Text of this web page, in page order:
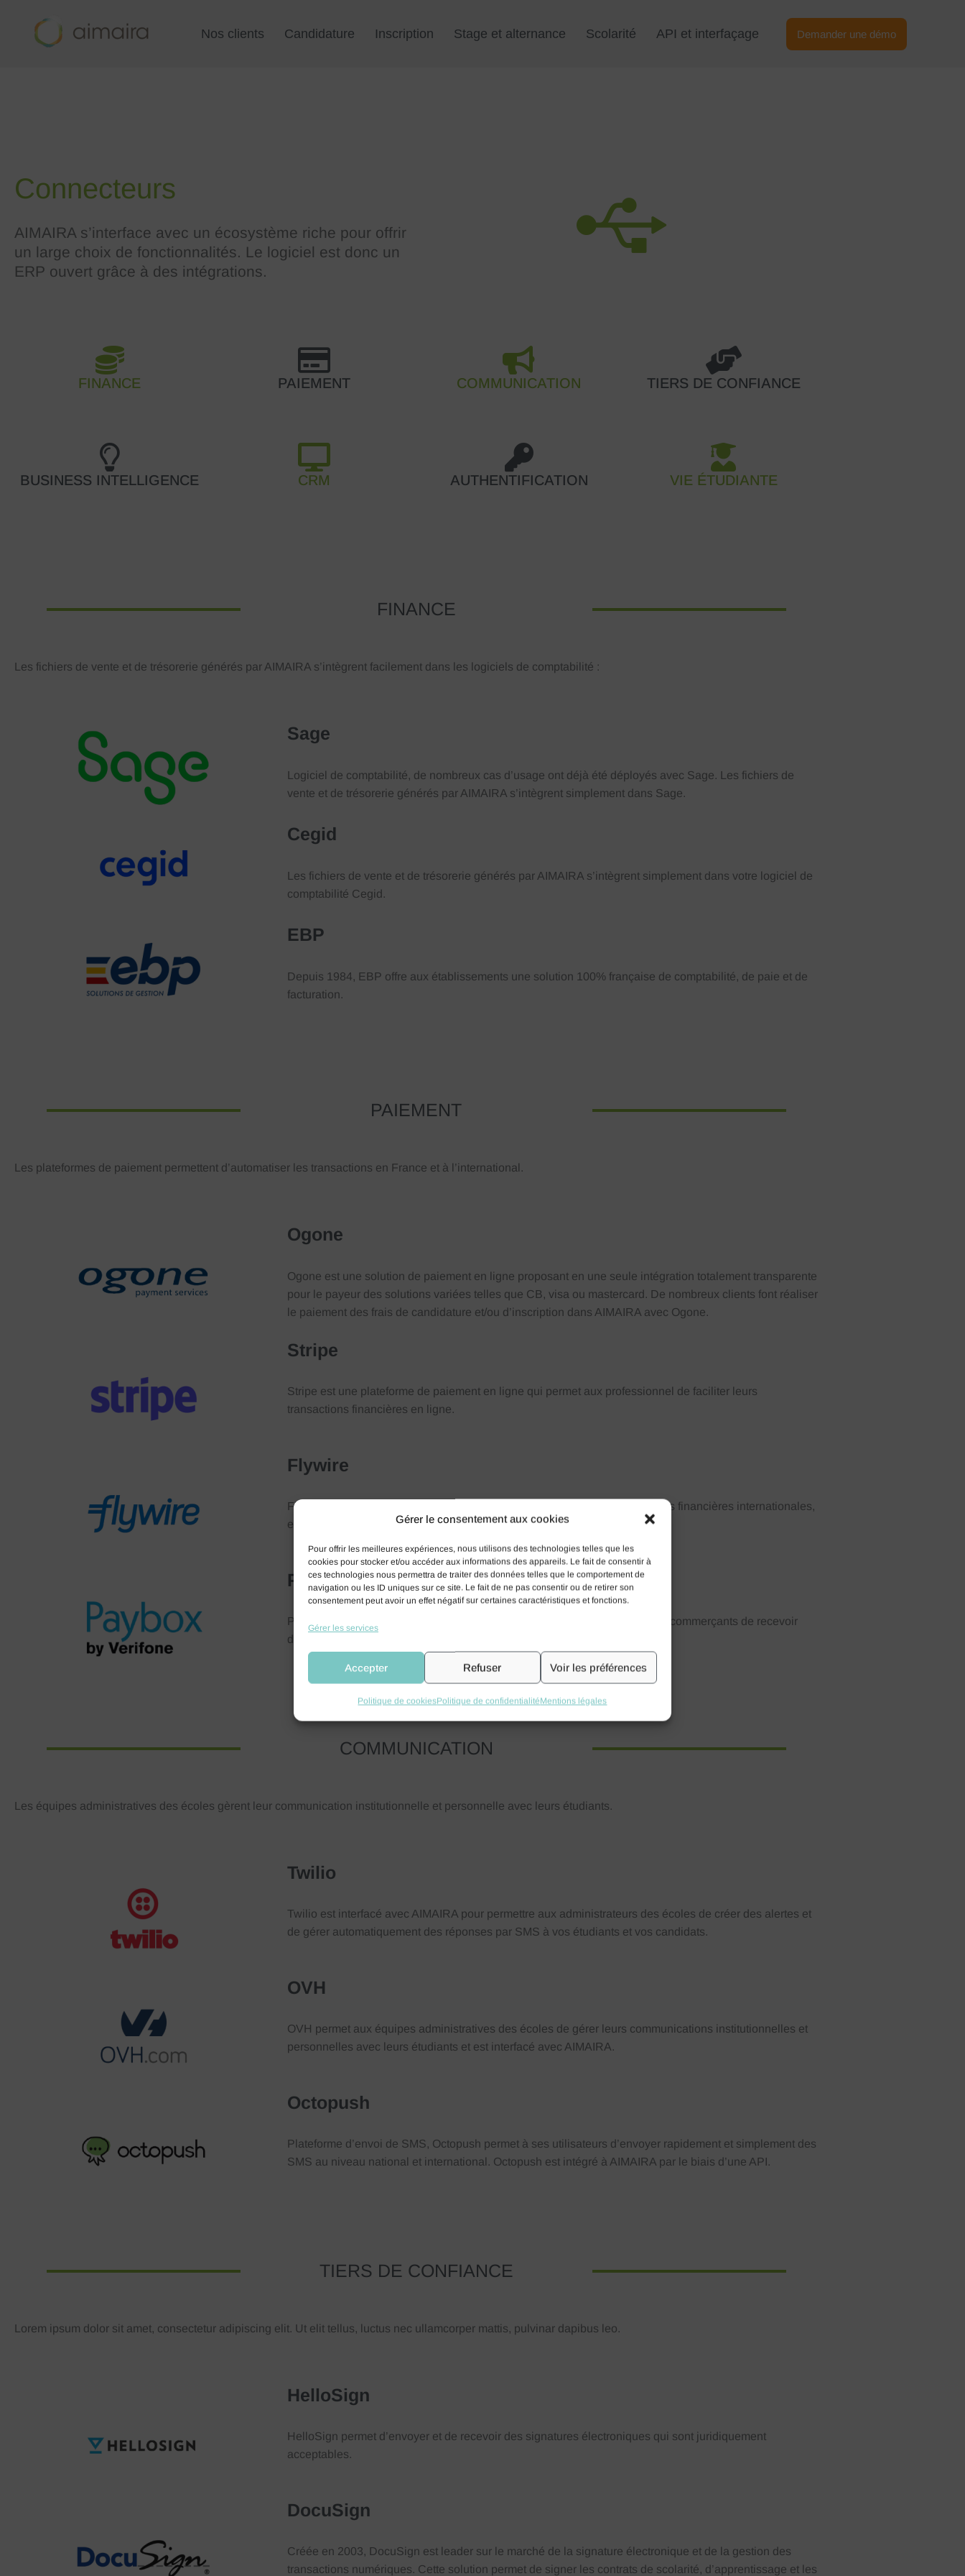
Gérer le consentement aux cookies
Pour offrir les meilleures expériences, nous utilisons des technologies telles que les
cookies pour stocker et/ou accéder aux informations des appareils. Le fait de consentir à
ces technologies nous permettra de traiter des données telles que le comportement de
navigation ou les ID uniques sur ce site. Le fait de ne pas consentir ou de retirer son
consentement peut avoir un effet négatif sur certaines caractéristiques et fonctions.
Gérer les services
Accepter Refuser Voir les préférences
Politique de cookiesPolitique de confidentialitéMentions légales
contenu
Nos clients Candidature Inscription Stage et alternance Scolarité API et interfaçage Demander une démo
Connecteurs
AIMAIRA s’interface avec un écosystème riche pour offrir
un large choix de fonctionnalités. Le logiciel est donc un
ERP ouvert grâce à des intégrations.
FINANCE PAIEMENT COMMUNICATION TIERS DE CONFIANCE
BUSINESS INTELLIGENCE CRM AUTHENTIFICATION VIE ÉTUDIANTE
FINANCE
Les fichiers de vente et de trésorerie générés par AIMAIRA s’intègrent facilement dans les logiciels de comptabilité :
Sage
Logiciel de comptabilité, de nombreux cas d’usage ont déjà été déployés avec Sage. Les fichiers de
vente et de trésorerie générés par AIMAIRA s’intègrent simplement dans Sage.
Cegid
Les fichiers de vente et de trésorerie générés par AIMAIRA s’intègrent simplement dans votre logiciel de
comptabilité Cegid.
EBP
Depuis 1984, EBP offre aux établissements une solution 100% française de comptabilité, de paie et de
facturation.
PAIEMENT
Les plateformes de paiement permettent d’automatiser les transactions en France et à l’international.
Ogone
Ogone est une solution de paiement en ligne proposant en une seule intégration totalement transparente
pour le payeur des solutions variées telles que CB, visa ou mastercard . De nombreux clients font réaliser
le paiement des frais de candidature et/ou d’inscription dans AIMAIRA avec Ogone.
Stripe
Stripe est une plateforme de paiement en ligne qui permet aux professionnel de faciliter leurs
transactions financières en ligne.
Flywire
Flywire est une plateforme de paiement mondiale qui facilite les transactions financières internationales,
en particulier dans le domaine de l’éducation, de la santé et des affaires.
Paybox
Plateforme de paiement en ligne sécurisé, permettant aux entreprise et aux commerçants de recevoir
des paiements par carte bancaire de façon simple et rapide.
COMMUNICATION
Les équipes administratives des écoles gèrent leur communication institutionnelle et personnelle avec leurs étudiants.
Twilio
Twilio est interfacé avec AIMAIRA pour permettre aux administrateurs des écoles de créer des alertes et
de gérer automatiquement des réponses par SMS à vos étudiants et vos candidats.
OVH
OVH permet aux équipes administratives des écoles de gérer leurs communications institutionnelles et
personnelles avec leurs étudiants et est interfacé avec AIMAIRA.
Octopush
Plateforme d’envoi de SMS, Octopush permet à ses utilisateurs d’envoyer rapidement et simplement des
SMS au niveau national et international. Octopush est intégré à AIMAIRA par le biais d’une API.
TIERS DE CONFIANCE
Lorem ipsum dolor sit amet, consectetur adipiscing elit. Ut elit tellus, luctus nec ullamcorper mattis, pulvinar dapibus leo.
HelloSign
HelloSign permet d’envoyer et de recevoir des signatures électroniques qui sont juridiquement
acceptables.
DocuSign
Créée en 2003, DocuSign est leader sur le marché de la signature électronique et de la gestion des
transactions numériques. Cette solution permet de signer les contrats de scolarité, d’apprentissage et les